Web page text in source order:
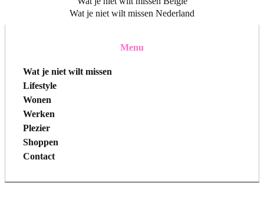
Wat je niet wilt missen Nederland
Menu
Wat je niet wilt missen
Lifestyle
Wonen
Werken
Plezier
Shoppen
Contact